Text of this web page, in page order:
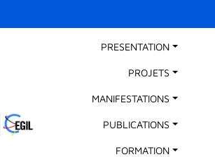
Main Navigation
PRESENTATION
PROJETS
MANIFESTATIONS
PUBLICATIONS
FORMATION
des cookies